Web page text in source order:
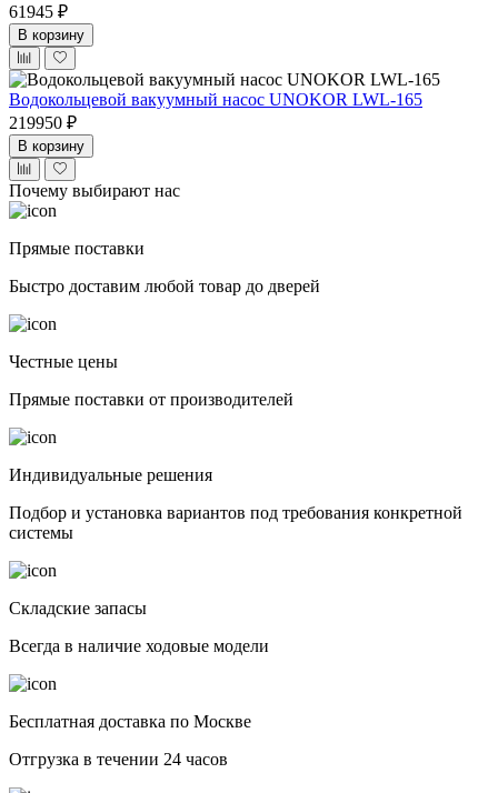
61945 ₽
В корзину
Водокольцевой вакуумный насос UNOKOR LWL-165
219950 ₽
В корзину
Почему выбирают нас
Прямые поставки
Быстро доставим любой товар до дверей
Честные цены
Прямые поставки от производителей
Индивидуальные решения
Подбор и установка вариантов под требования конкретной
системы
Складские запасы
Всегда в наличие ходовые модели
Бесплатная доставка по Москве
Отгрузка в течении 24 часов